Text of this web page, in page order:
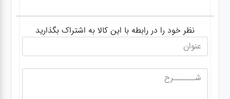
نظر خود را در رابطه با این کالا به اشتراک بگذارید